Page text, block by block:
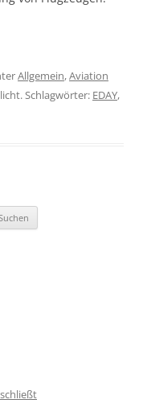
Allgemein,Aviation
Schlagwörter: EDAY,